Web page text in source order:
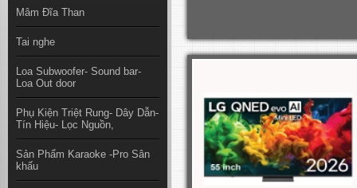
Mâm Đĩa Than
Tai nghe
Loa Subwoofer- Sound bar-
Loa Out door
Phụ Kiện Triệt Rung- Dây Dẫn-
Tín Hiệu- Lọc Nguồn,
Sản Phẩm Karaoke -Pro Sân
khấu